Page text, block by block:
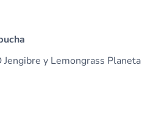
Jengibre y Lemongrass